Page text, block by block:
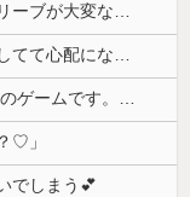
【朗報】小坂菜緒の最新グラビア、ノースリーブが大変なことになってるって...
韓国人「日本でヤバい作品ばかりアニメ化してて心配になる…」
【速報】日本一ソフトウェア「定価9000円のゲームです。買って下さい。」→結果・・・
♡」
でしまう💕